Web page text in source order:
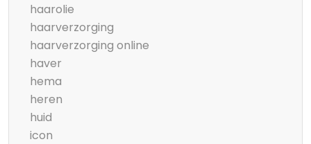
haarolie
haarverzorging
haarverzorging online
haver
hema
heren
huid
icon